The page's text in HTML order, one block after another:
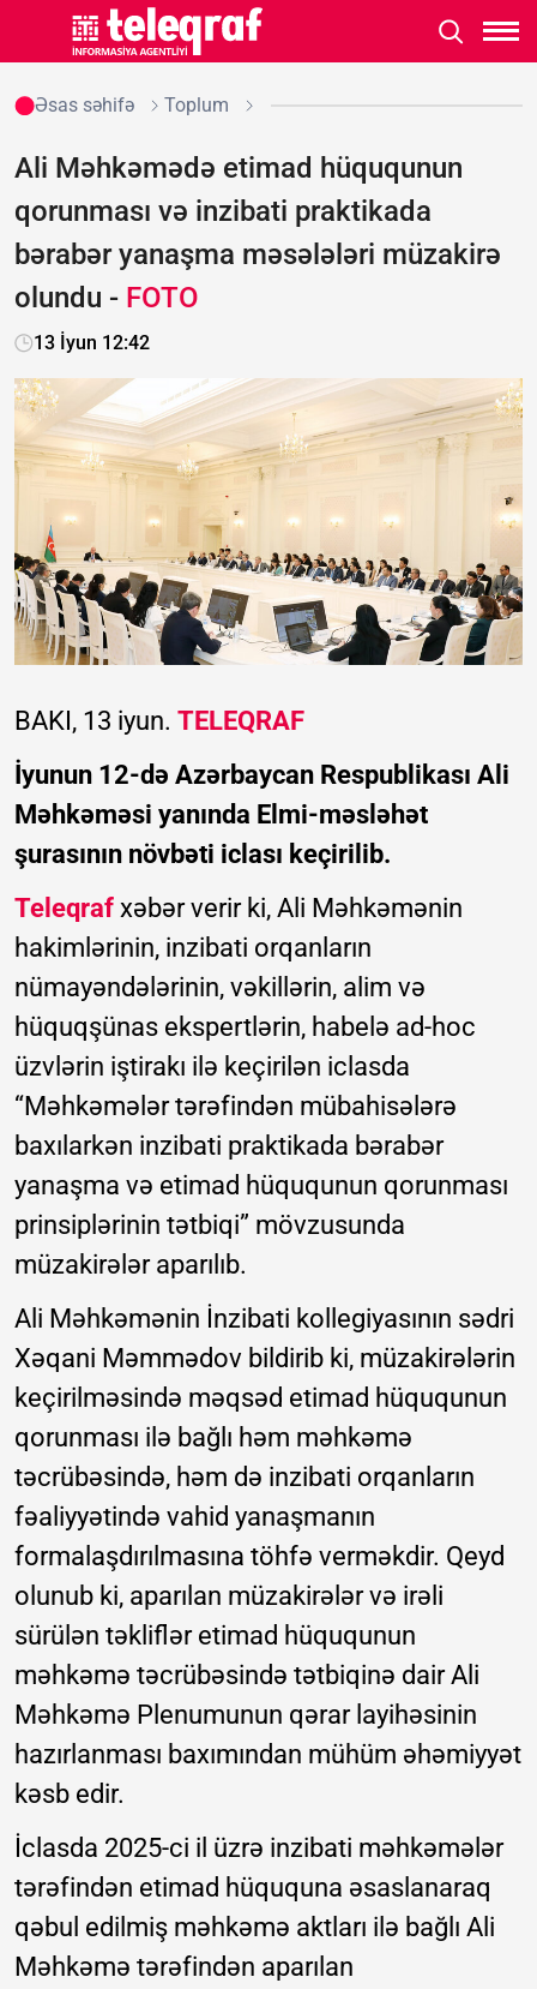
Əsas səhifə Toplum
Ali Məhkəmədə etimad hüququnun
qorunması və inzibati praktikada
bərabər yanaşma məsələləri müzakirə
olundu - FOTO
13 İyun 12:42
BAKI, 13 iyun. TELEQRAF
İyunun 12-də Azərbaycan Respublikası Ali
Məhkəməsi yanında Elmi-məsləhət
şurasının növbəti iclası keçirilib.
Teleqraf xəbər verir ki, Ali Məhkəmənin
hakimlərinin, inzibati orqanların
nümayəndələrinin, vəkillərin, alim və
hüquqşünas ekspertlərin, habelə ad-hoc
üzvlərin iştirakı ilə keçirilən iclasda
“Məhkəmələr tərəfindən mübahisələrə
baxılarkən inzibati praktikada bərabər
yanaşma və etimad hüququnun qorunması
prinsiplərinin tətbiqi” mövzusunda
müzakirələr aparılıb.
Ali Məhkəmənin İnzibati kollegiyasının sədri
Xəqani Məmmədov bildirib ki, müzakirələrin
keçirilməsində məqsəd etimad hüququnun
qorunması ilə bağlı həm məhkəmə
təcrübəsində, həm də inzibati orqanların
fəaliyyətində vahid yanaşmanın
formalaşdırılmasına töhfə verməkdir. Qeyd
olunub ki, aparılan müzakirələr və irəli
sürülən təkliflər etimad hüququnun
məhkəmə təcrübəsində tətbiqinə dair Ali
Məhkəmə Plenumunun qərar layihəsinin
hazırlanması baxımından mühüm əhəmiyyət
kəsb edir.
İclasda 2025-ci il üzrə inzibati məhkəmələr
tərəfindən etimad hüququna əsaslanaraq
qəbul edilmiş məhkəmə aktları ilə bağlı Ali
Məhkəmə tərəfindən aparılan